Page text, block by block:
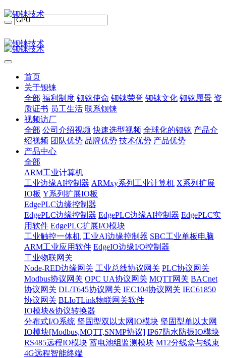
首页
关于钡铼
全部 福利制度 钡铼使命 钡铼荣誉 钡铼文化 钡铼愿景 资
质证书 员工生活 联系钡铼
视频访厂
全部 公司介绍视频 快速选型视频 全球化的钡铼 产品介
绍视频 团队优势 品牌优势 技术优势 产品优势
产品中心
全部
ARM工业计算机
工业边缘AI控制器 ARMxy系列工业计算机 X系列扩展
IO板 Y系列扩展IO板
EdgePLC边缘控制器
EdgePLC边缘控制器 EdgePLC边缘AI控制器 EdgePLC实
用软件 EdgePLC扩展I/O模块
工业触控一体机 工业AI边缘控制器 SBC工业单板电脑
ARM工业应用软件 EdgeIO边缘I/O控制器
工业物联网关
Node-RED边缘网关 工业总线协议网关 PLC协议网关
Modbus协议网关 OPC UA协议网关 MQTT网关 BACnet
协议网关 DL/T645协议网关 IEC104协议网关 IEC61850
协议网关 BLIoTLink物联网关软件
IO模块&协议转换器
分布式I/O系统 坚固型双以太网IO模块 坚固型单以太网
IO模块[Modbus,MQTT,SNMP协议] IP67防水防振IO模块
RS485远程IO模块 蓄电池组监测模块 M12分线盒与线束
4G远程智能终端